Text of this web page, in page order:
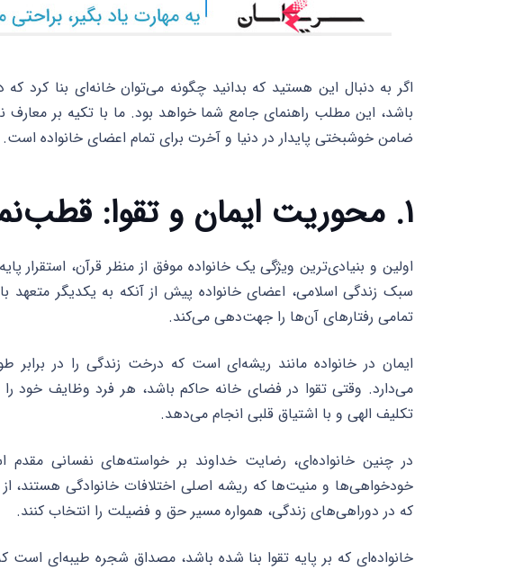
اگر به دنبال این هستید که بدانید چگونه می‌توان خانه‌ای بنا
باشد، این مطلب راهنمای جامع شما خواهد بود. ما با تکیه بر
ضامن خوشبختی پایدار در دنیا و آخرت برای تمام اعضای خانواده است.
۱. محوریت ایمان و تقوا: قطب‌نمای حرکت خانواده
اولین و بنیادی‌ترین ویژگی یک خانواده موفق از منظر قرآن، استقرار
سبک زندگی اسلامی، اعضای خانواده پیش از آنکه به یکدیگر متعهد
تمامی رفتارهای آن‌ها را جهت‌دهی می‌کند.
ایمان در خانواده مانند ریشه‌ای است که درخت زندگی را در
می‌دارد. وقتی تقوا در فضای خانه حاکم باشد، هر فرد وظایف خود را
تکلیف الهی و با اشتیاق قلبی انجام می‌دهد.
در چنین خانواده‌ای، رضایت خداوند بر خواسته‌های نفسانی
خودخواهی‌ها و منیت‌ها که ریشه اصلی اختلافات خانوادگی هستند،
که در دوراهی‌های زندگی، همواره مسیر حق و فضیلت را انتخاب کنند.
خانواده‌ای که بر پایه تقوا بنا شده باشد، مصداق شجره طیبه‌ای